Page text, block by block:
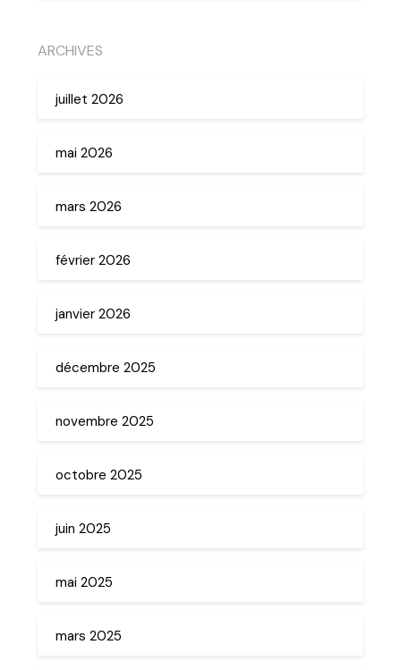
ARCHIVES
juillet 2026
mai 2026
mars 2026
février 2026
janvier 2026
décembre 2025
novembre 2025
octobre 2025
juin 2025
mai 2025
mars 2025